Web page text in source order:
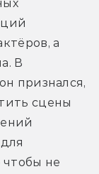
а
В
признался,
сцены
не